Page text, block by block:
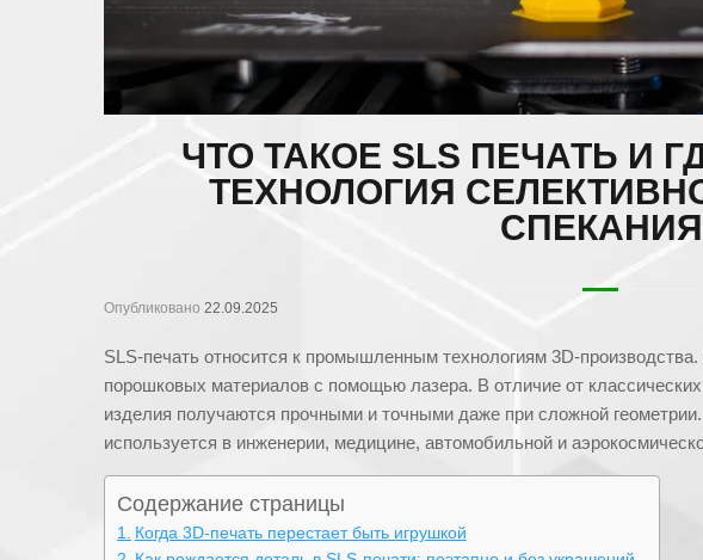
ЧТО ТАКОЕ SLS ПЕЧАТЬ И
ТЕХНОЛОГИЯ
СПЕКАНИЯ
Опубликовано 22.09.2025
SLS-печать относится к промышленным технологиям 3D-
порошковых материалов с помощью лазера. В отличие от
изделия получаются прочными и точными даже при сложной
используется в инженерии, медицине, автомобильной и
Содержание страницы
Когда 3D-печать перестает быть игрушкой